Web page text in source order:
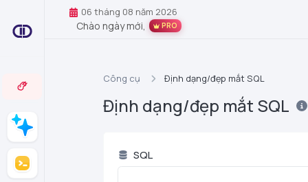
06 tháng 08 năm 2026
Chào ngày mới, PRO
Công cụ Định dạng/đẹp mắt SQL
Định dạng/đẹp mắt SQL
SQL